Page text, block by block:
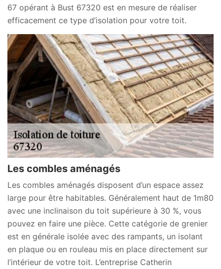
67 opérant à Bust 67320 est en mesure de réaliser
efficacement ce type d’isolation pour votre toit.
Les combles aménagés
Les combles aménagés disposent d’un espace assez
large pour être habitables. Généralement haut de 1m80
avec une inclinaison du toit supérieure à 30 %, vous
pouvez en faire une pièce. Cette catégorie de grenier
est en générale isolée avec des rampants, un isolant
en plaque ou en rouleau mis en place directement sur
l’intérieur de votre toit. L’entreprise Catherin